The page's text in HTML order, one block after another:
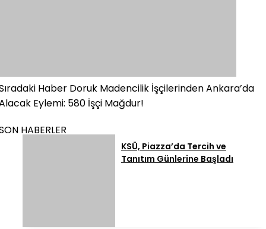
Haber Doruk Madencilik İşçilerinden Ankara’da
Eylemi: 580 İşçi Mağdur!
HABERLER
KSÜ, Piazza’da Tercih ve
Tanıtım Günlerine Başladı